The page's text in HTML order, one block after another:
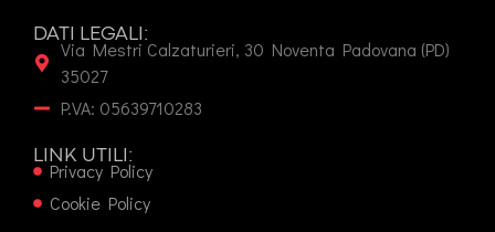
DATI LEGALI:
Via Mestri Calzaturieri, 30 Noventa Padovana (PD)
35027
P.VA: 05639710283
LINK UTILI:
Privacy Policy
Cookie Policy